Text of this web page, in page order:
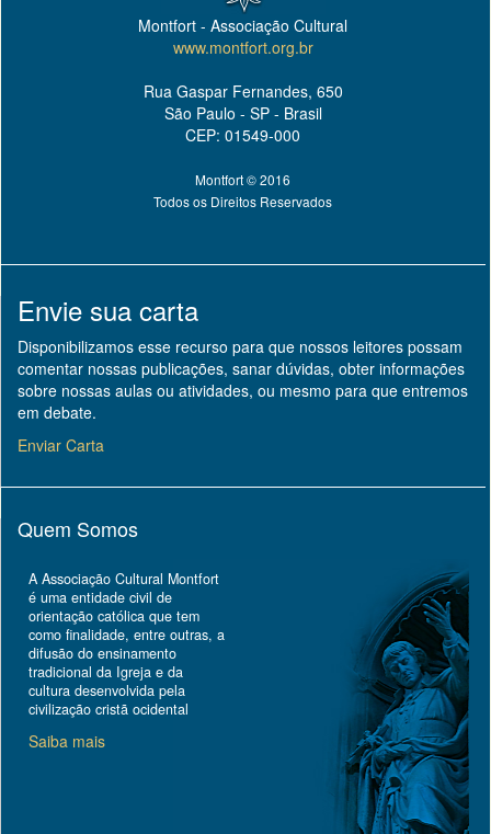
Montfort - Associação Cultural
www.montfort.org.br
Rua Gaspar Fernandes, 650
São Paulo - SP - Brasil
CEP: 01549-000
Montfort © 2016
Todos os Direitos Reservados
Envie sua carta
Disponibilizamos esse recurso para que nossos leitores possam
comentar nossas publicações, sanar dúvidas, obter informações
sobre nossas aulas ou atividades, ou mesmo para que entremos
em debate.
Enviar Carta
Quem Somos
A Associação Cultural Montfort
é uma entidade civil de
orientação católica que tem
como finalidade, entre outras, a
difusão do ensinamento
tradicional da Igreja e da
cultura desenvolvida pela
civilização cristã ocidental
Saiba mais